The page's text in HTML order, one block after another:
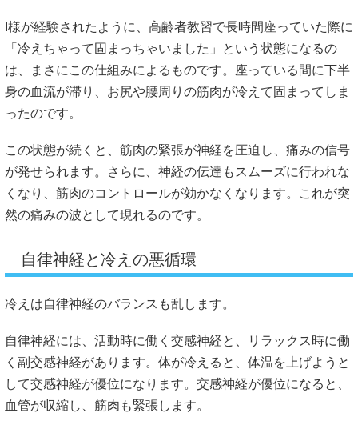
I様が経験されたように、高齢者教習で長時間座っていた際に
「冷えちゃって固まっちゃいました」という状態になるの
は、まさにこの仕組みによるものです。座っている間に下半
身の血流が滞り、お尻や腰周りの筋肉が冷えて固まってしま
ったのです。
この状態が続くと、筋肉の緊張が神経を圧迫し、痛みの信号
が発せられます。さらに、神経の伝達もスムーズに行われな
くなり、筋肉のコントロールが効かなくなります。これが突
然の痛みの波として現れるのです。
自律神経と冷えの悪循環
冷えは自律神経のバランスも乱します。
自律神経には、活動時に働く交感神経と、リラックス時に働
く副交感神経があります。体が冷えると、体温を上げようと
して交感神経が優位になります。交感神経が優位になると、
血管が収縮し、筋肉も緊張します。